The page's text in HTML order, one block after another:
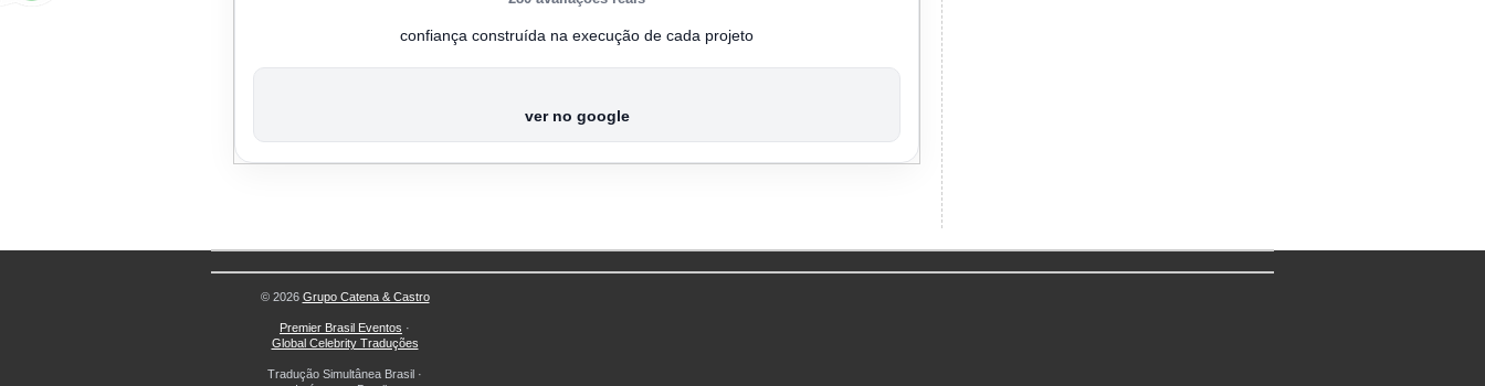
confiança construída na execução de cada projeto
ver no google
© 2026 Grupo Catena & Castro
Premier Brasil Eventos ·
Global Celebrity Traduções
Tradução Simultânea Brasil ·